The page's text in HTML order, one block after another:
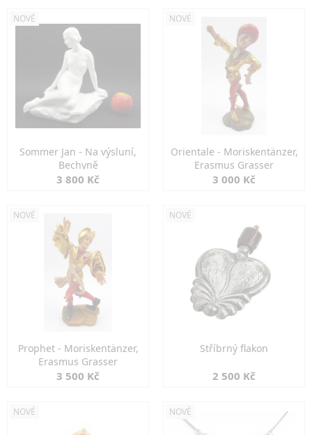
NOVÉ
Sommer Jan - Na výsluní,
Bechyně
3 800 Kč
NOVÉ
Orientale - Moriskentänzer,
Erasmus Grasser
3 000 Kč
NOVÉ
Prophet - Moriskentänzer,
Erasmus Grasser
3 500 Kč
NOVÉ
Stříbrný flakon
2 500 Kč
NOVÉ NOVÉ